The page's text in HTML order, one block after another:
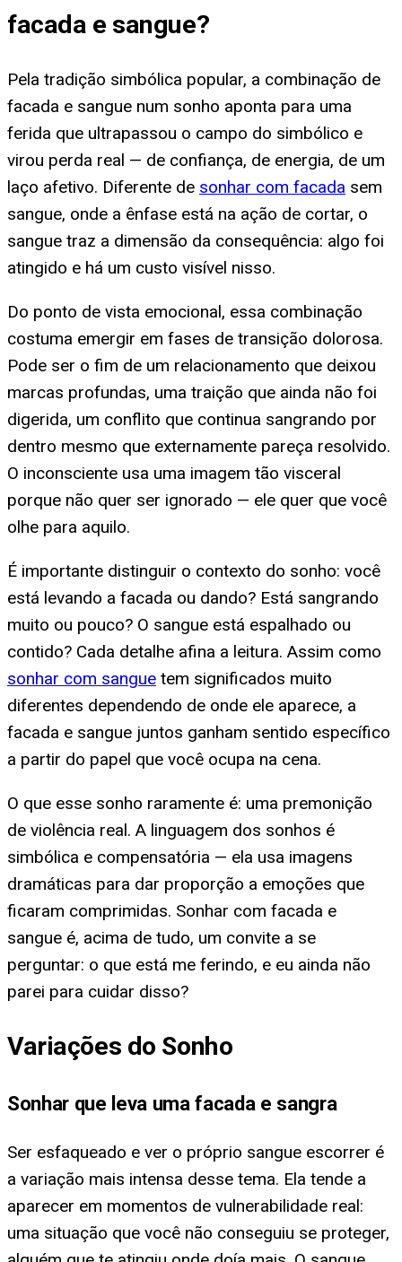
facada e sangue?
Pela tradição simbólica popular, a combinação de
facada e sangue num sonho aponta para uma
ferida que ultrapassou o campo do simbólico e
virou perda real — de confiança, de energia, de um
laço afetivo. Diferente de sonhar com facada sem
sangue, onde a ênfase está na ação de cortar, o
sangue traz a dimensão da consequência: algo foi
atingido e há um custo visível nisso.
Do ponto de vista emocional, essa combinação
costuma emergir em fases de transição dolorosa.
Pode ser o fim de um relacionamento que deixou
marcas profundas, uma traição que ainda não foi
digerida, um conflito que continua sangrando por
dentro mesmo que externamente pareça resolvido.
O inconsciente usa uma imagem tão visceral
porque não quer ser ignorado — ele quer que você
olhe para aquilo.
É importante distinguir o contexto do sonho: você
está levando a facada ou dando? Está sangrando
muito ou pouco? O sangue está espalhado ou
contido? Cada detalhe afina a leitura. Assim como
sonhar com sangue tem significados muito
diferentes dependendo de onde ele aparece, a
facada e sangue juntos ganham sentido específico
a partir do papel que você ocupa na cena.
O que esse sonho raramente é: uma premonição
de violência real. A linguagem dos sonhos é
simbólica e compensatória — ela usa imagens
dramáticas para dar proporção a emoções que
ficaram comprimidas. Sonhar com facada e
sangue é, acima de tudo, um convite a se
perguntar: o que está me ferindo, e eu ainda não
parei para cuidar disso?
Variações do Sonho
Sonhar que leva uma facada e sangra
Ser esfaqueado e ver o próprio sangue escorrer é
a variação mais intensa desse tema. Ela tende a
aparecer em momentos de vulnerabilidade real:
uma situação que você não conseguiu se proteger,